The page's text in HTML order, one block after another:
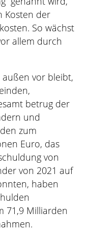
Kosten der
So wächst
allem durch
vor bleibt,
betrug der
und
zum
Euro, das
von
von 2021 auf
haben
71,9 Milliarden